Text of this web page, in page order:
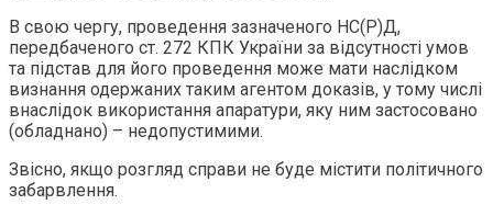
В свою чергу, проведення зазначеного НС(Р)Д,
передбаченого ст. 272 КПК України за відсутності умов
та підстав для його проведення може мати наслідком
визнання одержаних таким агентом доказів, у тому числі
внаслідок використання апаратури, яку ним застосовано
(обладнано) – недопустимими.
Звісно, якщо розгляд справи не буде містити політичного
забарвлення.